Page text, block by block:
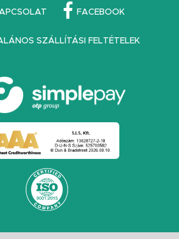
FACEBOOK
SZÁLLÍTÁSI FELTÉTELEK